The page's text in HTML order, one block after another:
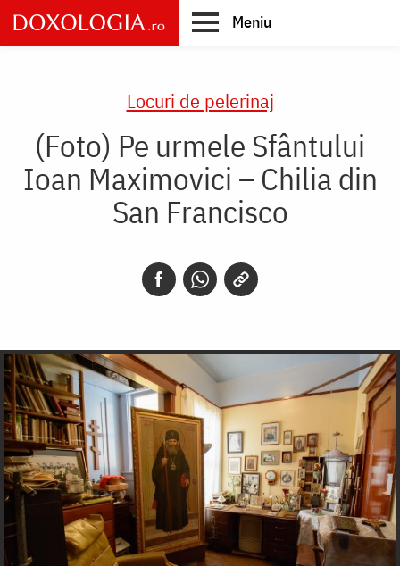
Skip
to
main
Meniu
Locuri de pelerinaj
(Foto) Pe urmele Sfântului
Ioan Maximovici – Chilia din
San Francisco